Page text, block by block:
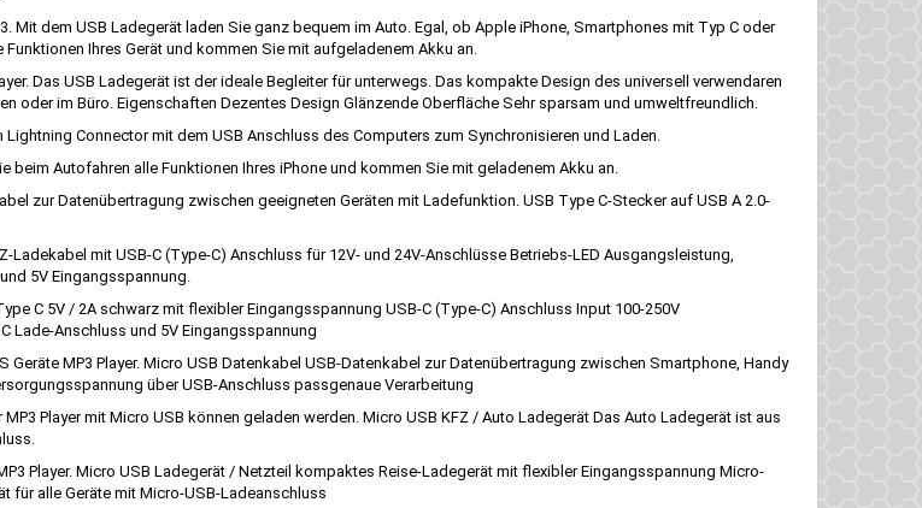
Mit dem USB Ladegerät laden Sie ganz bequem im Auto. Egal, ob Apple iPhone, Smartphones mit Typ C oder
Ihres Gerät und kommen Sie mit aufgeladenem Akku an.
Das USB Ladegerät ist der ideale Begleiter für unterwegs. Das kompakte Design des universell verwendaren
oder im Büro. Eigenschaften Dezentes Design Glänzende Oberfläche Sehr sparsam und umweltfreundlich.
Connector mit dem USB Anschluss des Computers zum Synchronisieren und Laden.
Autofahren alle Funktionen Ihres iPhone und kommen Sie mit geladenem Akku an.
zur Datenübertragung zwischen geeigneten Geräten mit Ladefunktion. USB Type C-Stecker auf USB A 2.0-
Ladekabel mit USB-C (Type-C) Anschluss für 12V- und 24V-Anschlüsse Betriebs-LED Ausgangsleistung,
5V Eingangsspannung.
C 5V / 2A schwarz mit flexibler Eingangsspannung USB-C (Type-C) Anschluss Input 100-250V
Lade-Anschluss und 5V Eingangsspannung
MP3 Player. Micro USB Datenkabel USB-Datenkabel zur Datenübertragung zwischen Smartphone, Handy
über USB-Anschluss passgenaue Verarbeitung
Player mit Micro USB können geladen werden. Micro USB KFZ / Auto Ladegerät Das Auto Ladegerät ist aus
Player. Micro USB Ladegerät / Netzteil kompaktes Reise-Ladegerät mit flexibler Eingangsspannung Micro-
für alle Geräte mit Micro-USB-Ladeanschluss